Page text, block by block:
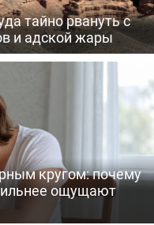
тайно рвануть с
и адской жары
кругом: почему
ощущают